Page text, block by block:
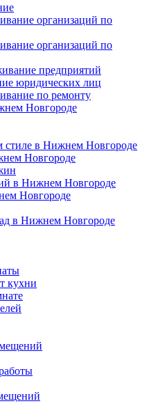
организаций по
организаций по
предприятий
юридических лиц
по ремонту
Новгороде
стиле в Нижнем Новгороде
Новгороде
в Нижнем Новгороде
Новгороде
в Нижнем Новгороде
кухни